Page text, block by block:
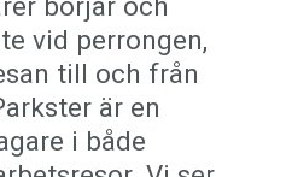
vid perrongen,
till och från
är en
i både